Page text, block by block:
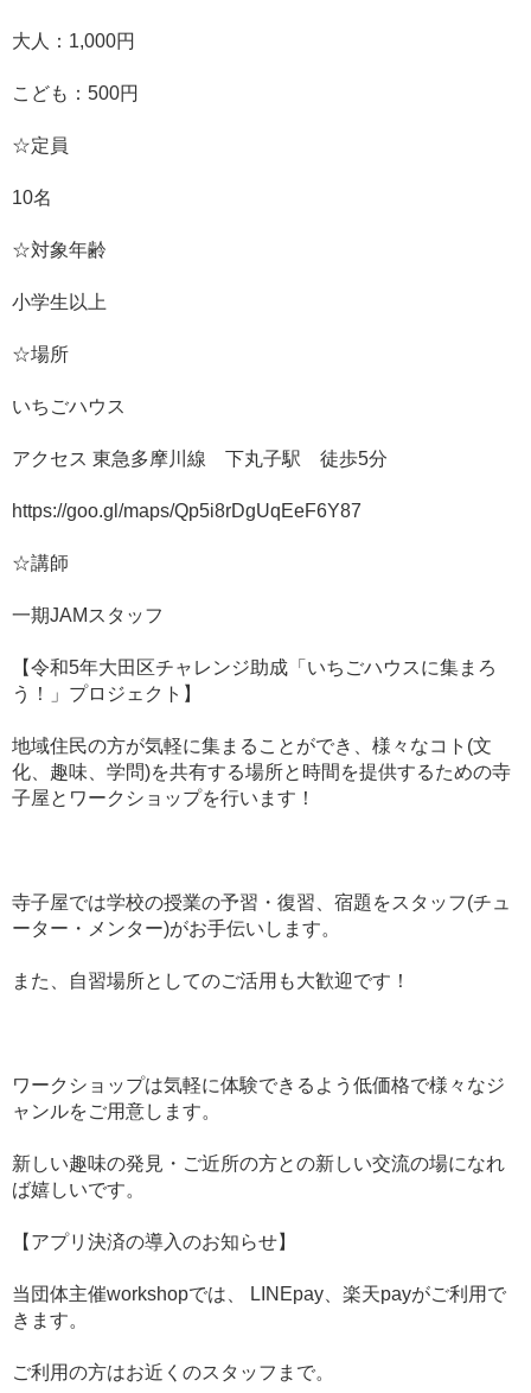
大人：1,000円
こども：500円
☆定員
10名
☆対象年齢
小学生以上
☆場所
いちごハウス
アクセス 東急多摩川線 下丸子駅 徒歩5分
https://goo.gl/maps/Qp5i8rDgUqEeF6Y87
☆講師
一期JAMスタッフ
【令和5年大田区チャレンジ助成「いちごハウスに集まろ
う！」プロジェクト】
地域住民の方が気軽に集まることができ、様々なコト(文
化、趣味、学問)を共有する場所と時間を提供するための寺
子屋とワークショップを行います！
寺子屋では学校の授業の予習・復習、宿題をスタッフ(チュ
ーター・メンター)がお手伝いします。
また、自習場所としてのご活用も大歓迎です！
ワークショップは気軽に体験できるよう低価格で様々なジ
ャンルをご用意します。
​新しい趣味の発見・ご近所の方との新しい交流の場になれ
ば嬉しいです。
【アプリ決済の導入のお知らせ】
当団体主催workshopでは、 LINEpay、楽天payがご利用で
きます。
ご利用の方はお近くのスタッフまで。